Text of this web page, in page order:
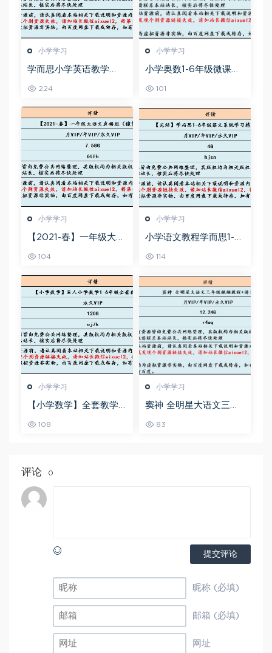
小学学习
学而思小学英语教学
语五级教程，6.76G课程
百度网盘资源打包下载
224
小学学习
小学奥数1-6年级微课堂
101
小学学习
【2021-春】一年级大语
网盘资源打包下载,檀梦
茜教学课程
104
小学学习
小学语文教程学而思1-6
资料教学课程,4G课程百
114
小学学习
【小学数学】全套教学
级全套视频课程,120G百
108
小学学习
窦神 全明星大语文三年
83
评论 0
提交评论
昵称 (必填)
邮箱 (必填)
网址